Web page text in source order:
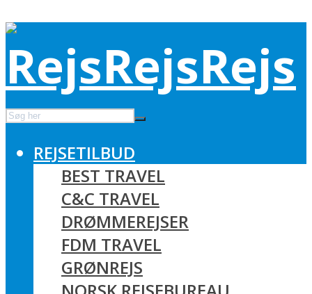
REJSETILBUD
BEST TRAVEL
C&C TRAVEL
DRØMMEREJSER
FDM TRAVEL
GRØNREJS